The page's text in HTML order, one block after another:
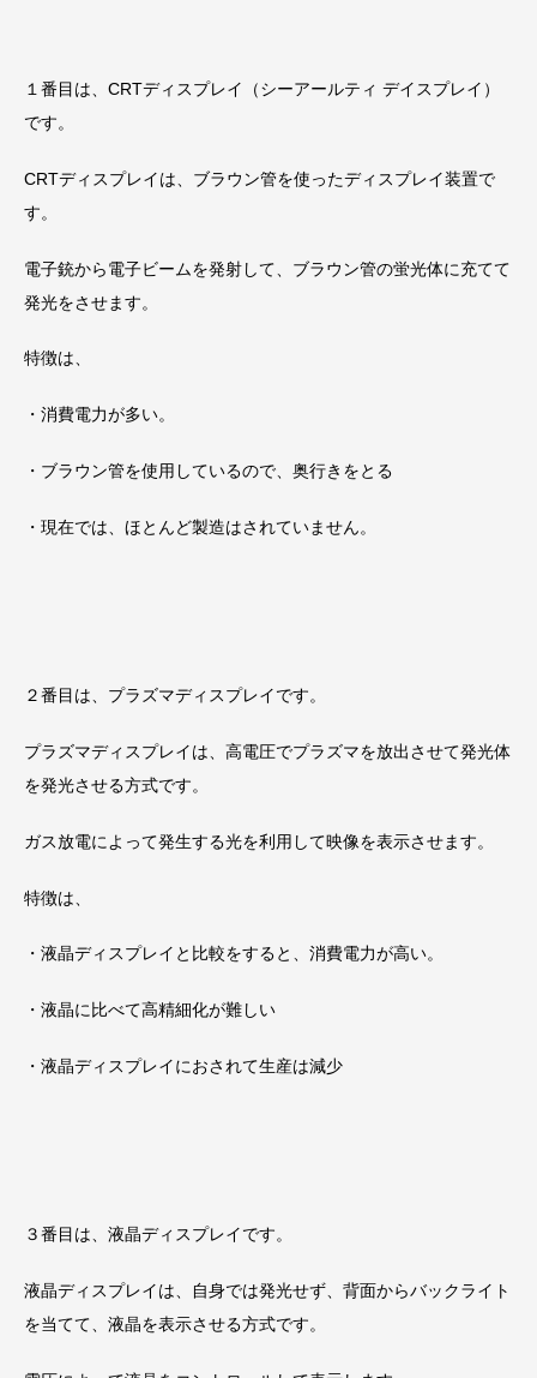
１番目は、CRTディスプレイ（シーアールティ デイスプレイ）
です。
CRTディスプレイは、ブラウン管を使ったディスプレイ装置で
す。
電子銃から電子ビームを発射して、ブラウン管の蛍光体に充てて
発光をさせます。
特徴は、
・消費電力が多い。
・ブラウン管を使用しているので、奥行きをとる
・現在では、ほとんど製造はされていません。
２番目は、プラズマディスプレイです。
プラズマディスプレイは、高電圧でプラズマを放出させて発光体
を発光させる方式です。
ガス放電によって発生する光を利用して映像を表示させます。
特徴は、
・液晶ディスプレイと比較をすると、消費電力が高い。
・液晶に比べて高精細化が難しい
・液晶ディスプレイにおされて生産は減少
３番目は、液晶ディスプレイです。
液晶ディスプレイは、自身では発光せず、背面からバックライト
を当てて、液晶を表示させる方式です。